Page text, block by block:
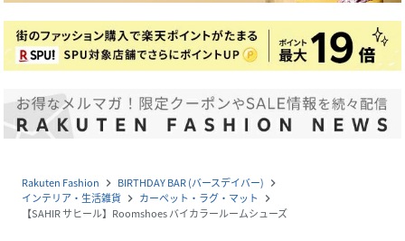
Rakuten Fashion navigate_next BIRTHDAY BAR (バースデイバー) navigate_next
インテリア・生活雑貨 navigate_next カーペット・ラグ・マット navigate_next
【SAHIR サヒール】Roomshoes バイカラールームシューズ